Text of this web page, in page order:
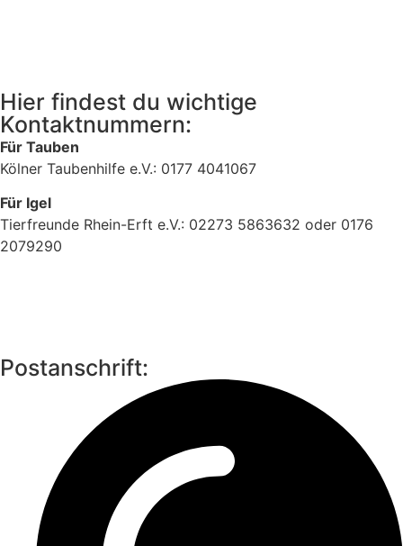
Hier findest du wichtige
Kontaktnummern:
Für Tauben
Kölner Taubenhilfe e.V.: 0177 4041067
Für Igel
Tierfreunde Rhein-Erft e.V.: 02273 5863632 oder 0176
2079290
Postanschrift: